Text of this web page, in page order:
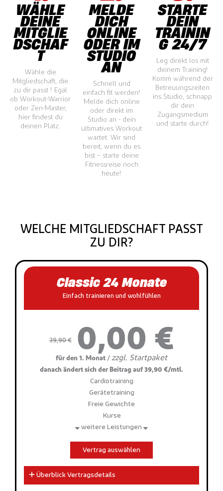
WÄHLE
DEINE
MITGLIE
DSCHAF
T
Wähle die
Mitgliedschaft, die
zu dir passt ! Egal
ob Workout-Warrior
oder Zen-Master,
hier findest du
deinen Platz.
MELDE
DICH
ONLINE
ODER IM
STUDIO
AN
Schnell und
einfach fit werden!
Melde dich online
oder direkt im
Studio an - dein
ultimatives Workout
wartet. Wir sind
bereit, wenn du es
bist – starte deine
Fitnessreise noch
heute!
STARTE
DEIN
TRAININ
G 24/7
Leg direkt los mit
deinem Training!
Komm während der
Betreuungszeiten
ins Studio, schnapp
dir dein
Zugangsmedium
und starte durch!
WELCHE MITGLIEDSCHAFT PASST
ZU DIR?
Classic 24 Monate
Einfach trainieren und wohlfühlen
39,90 € 0,00 €
für den 1. Monat / zzgl. Startpaket
danach ändert sich der Beitrag auf 39,90 €/mtl.
Cardiotraining
Gerätetraining
Freie Gewichte
Kurse
weitere Leistungen
Vertrag auswählen
Überblick Vertragsdetails